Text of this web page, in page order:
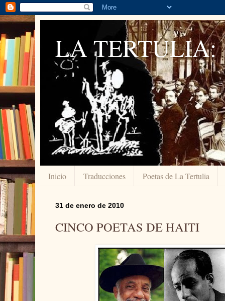
LA TERTULIA:
Inicio Traducciones Poetas de La Tertulia
31 de enero de 2010
CINCO POETAS DE HAITI